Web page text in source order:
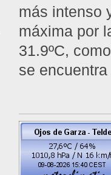
más intenso
máxima por
31.9ºC,
se